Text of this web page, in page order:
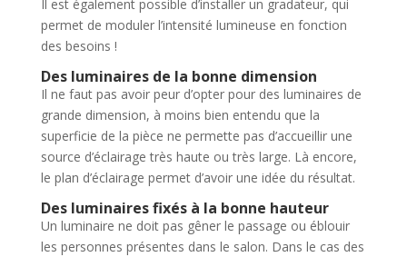
Il est également possible d’installer un gradateur, qui
permet de moduler l’intensité lumineuse en fonction
des besoins !
Des luminaires de la bonne dimension
Il ne faut pas avoir peur d’opter pour des luminaires de
grande dimension, à moins bien entendu que la
superficie de la pièce ne permette pas d’accueillir une
source d’éclairage très haute ou très large. Là encore,
le plan d’éclairage permet d’avoir une idée du résultat.
Des luminaires fixés à la bonne hauteur
Un luminaire ne doit pas gêner le passage ou éblouir
les personnes présentes dans le salon. Dans le cas des